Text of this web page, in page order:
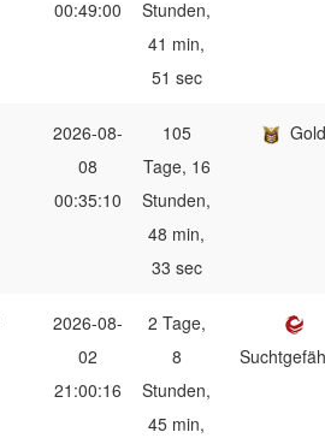
00:49:00
Stunden,
41 min,
51 sec
2026-08-
08
00:35:10
105
Tage, 16
Stunden,
48 min,
33 sec
Gold
2026-08-
02
21:00:16
2 Tage,
8
Stunden,
45 min,